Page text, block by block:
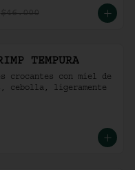
$46.000
TEMPURA
crocantes con miel de
cebolla, ligeramente